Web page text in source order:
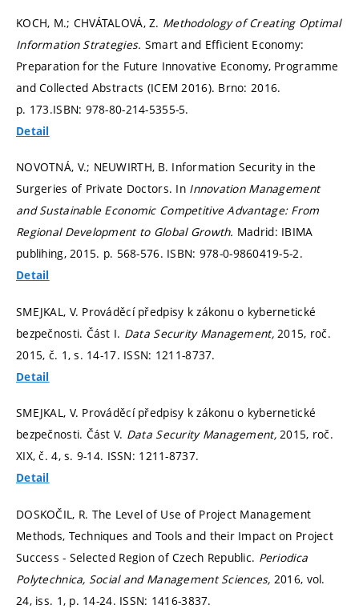
KOCH, M.; CHVÁTALOVÁ, Z. Methodology of Creating Optimal
Information Strategies. Smart and Efficient Economy:
Preparation for the Future Innovative Economy, Programme
and Collected Abstracts (ICEM 2016). Brno: 2016.
p. 173.ISBN: 978-80-214-5355-5.
Detail
NOVOTNÁ, V.; NEUWIRTH, B. Information Security in the
Surgeries of Private Doctors. In Innovation Management
and Sustainable Economic Competitive Advantage: From
Regional Development to Global Growth. Madrid: IBIMA
publihing, 2015. p. 568-576. ISBN: 978-0-9860419-5-2.
Detail
SMEJKAL, V. Prováděcí předpisy k zákonu o kybernetické
bezpečnosti. Část I. Data Security Management, 2015, roč.
2015, č. 1,s. 14-17. ISSN: 1211-8737.
Detail
SMEJKAL, V. Prováděcí předpisy k zákonu o kybernetické
bezpečnosti. Část V. Data Security Management,2015, roč.
XIX, č. 4,s. 9-14. ISSN: 1211-8737.
Detail
DOSKOČIL, R. The Level of Use of Project Management
Methods, Techniques and Tools and their Impact on Project
Success - Selected Region of Czech Republic. Periodica
Polytechnica, Social and Management Sciences, 2016, vol.
24, iss. 1, p. 14-24. ISSN: 1416-3837.